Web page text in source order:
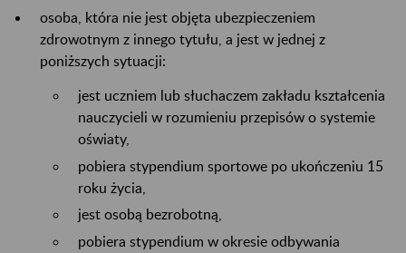
osoba, która nie jest objęta ubezpieczeniem
zdrowotnym z innego tytułu, a jest w jednej z
poniższych sytuacji:
jest uczniem lub słuchaczem zakładu kształcenia
nauczycieli w rozumieniu przepisów o systemie
oświaty,
pobiera stypendium sportowe po ukończeniu 15
roku życia,
jest osobą bezrobotną,
pobiera stypendium w okresie odbywania